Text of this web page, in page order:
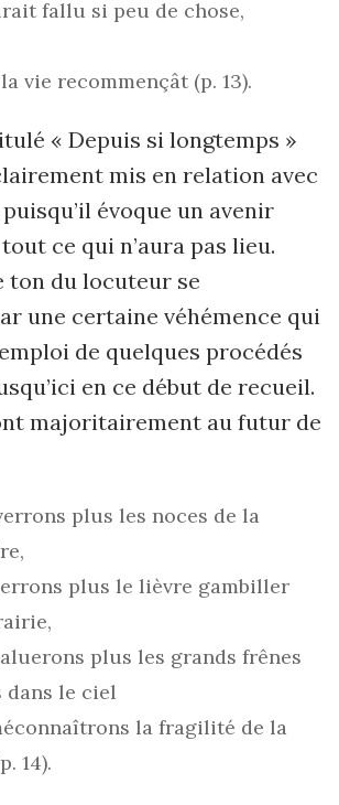
fallu si peu de chose,
vie recommençât (p. 13).
« Depuis si longtemps »
mis en relation avec
évoque un avenir
ce qui n’aura pas lieu.
ton du locuteur se
une certaine véhémence qui
de quelques procédés
en ce début de recueil.
majoritairement au futur de
plus les noces de la
plus le lièvre gambiller
plus les grands frênes
dans le ciel
la fragilité de la
14).